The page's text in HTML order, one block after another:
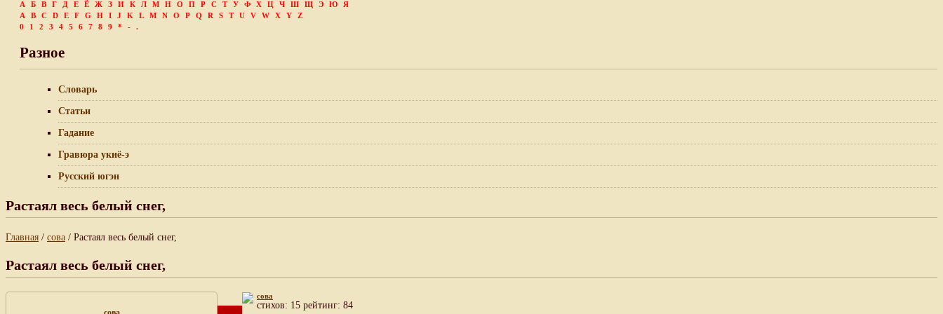
А Б В Г Д Е Ё Ж З И К Л М Н О П Р С Т У Ф Х Ц Ч Ш Щ Э Ю
Я
A
B C D E F G H I J K L M N O P Q R S T U V W X Y
Z
0
1 2 3 4 5 6 7 8 9 * - .
Разное
Словарь
Статьи
Гадание
Гравюра укиё-э
Русский югэн
Растаял весь белый снег,
Главная / сова / Растаял весь белый снег,
Растаял весь белый снег,
сова
cтихов: 15 рейтинг: 84